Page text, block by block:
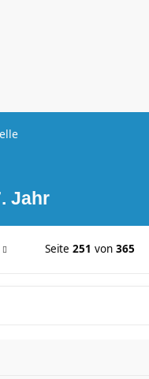
Jahr
Seite 251 von 365